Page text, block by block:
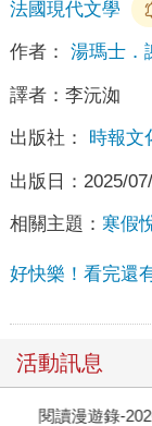
法國現代文學
作者： 湯瑪士．
譯者： 李沅洳
出版社： 時報文
出版日： 2025/
相關主題： 寒假
好快樂！看完還
活動訊息
閱讀漫遊錄-